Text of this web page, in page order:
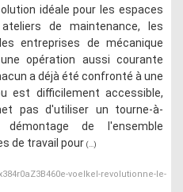
idéale pour les espaces
de maintenance, les
entreprises de mécanique
opération aussi courante
a déjà été confronté à une
est difficilement accessible,
pas d'utiliser un tourne-à-
de l'ensemble
de travail pour (...)
voelkel-revolutionne-le-